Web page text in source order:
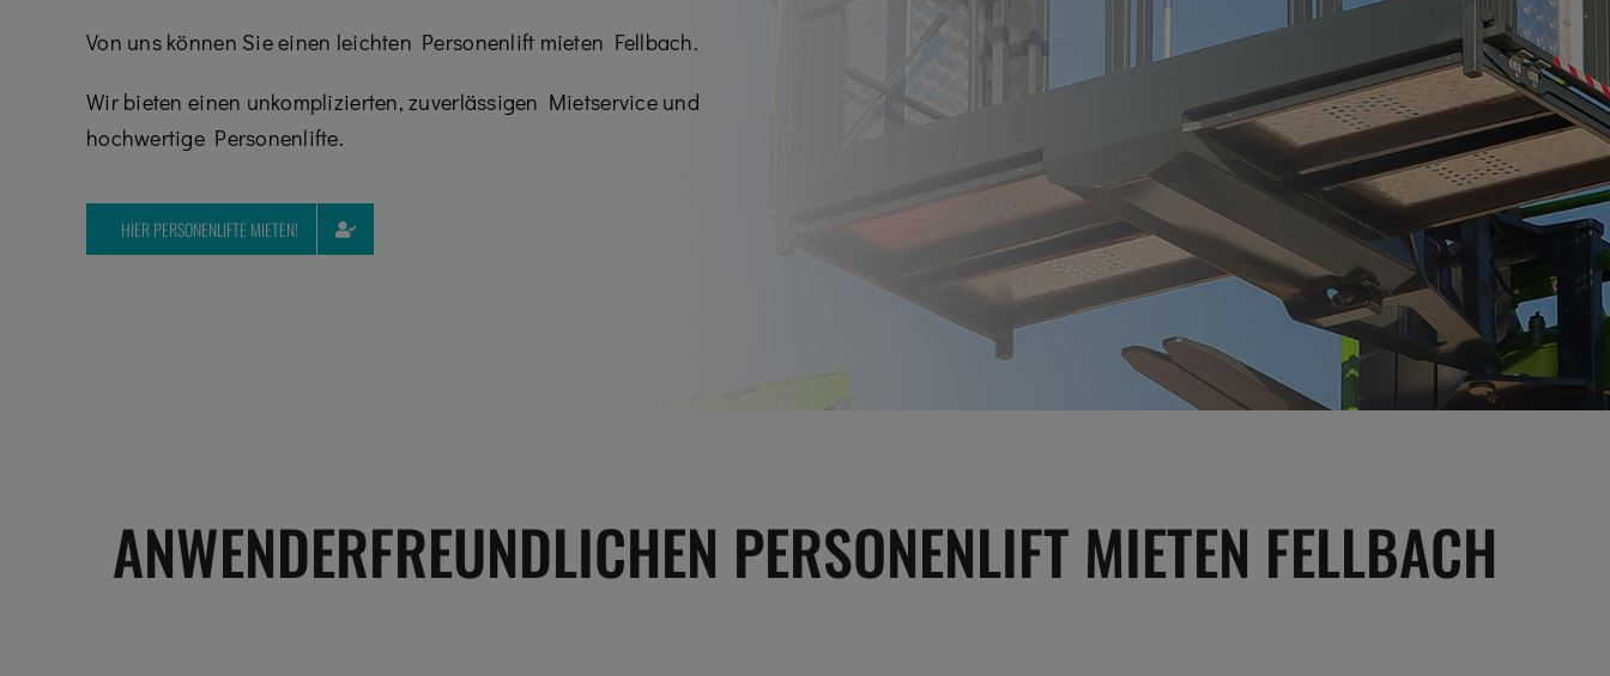
Von uns können Sie einen leichten Personenlift mieten Fellbach.
Wir bieten einen unkomplizierten, zuverlässigen Mietservice und
hochwertige Personenlifte.
HIER PERSONENLIFTE MIETEN!
ANWENDERFREUNDLICHEN PERSONENLIFT MIETEN FELLBACH